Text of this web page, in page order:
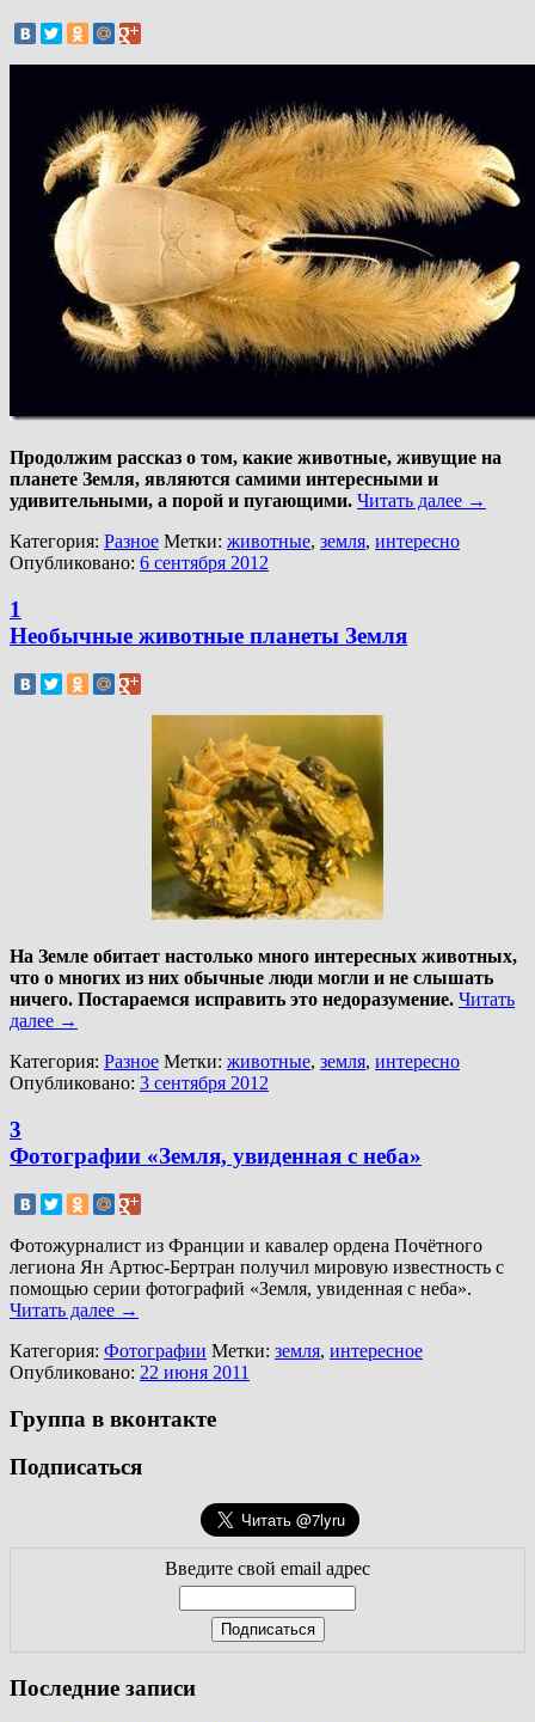
Продолжим рассказ о том, какие животные, живущие на
планете Земля, являются самими интересными и
удивительными, а порой и пугающими. Читать далее →
Категория: Разное Метки: животные, земля, интересно
Опубликовано: 6 сентября 2012
1
Необычные животные планеты Земля
На Земле обитает настолько много интересных животных,
что о многих из них обычные люди могли и не слышать
ничего. Постараемся исправить это недоразумение. Читать
далее →
Категория: Разное Метки: животные, земля, интересно
Опубликовано: 3 сентября 2012
3
Фотографии «Земля, увиденная с неба»
Фотожурналист из Франции и кавалер ордена Почётного
легиона Ян Артюс-Бертран получил мировую известность с
помощью серии фотографий «Земля, увиденная с неба».
Читать далее →
Категория: Фотографии Метки: земля, интересное
Опубликовано: 22 июня 2011
Группа в вконтакте
Подписаться
Введите свой email адрес
Последние записи